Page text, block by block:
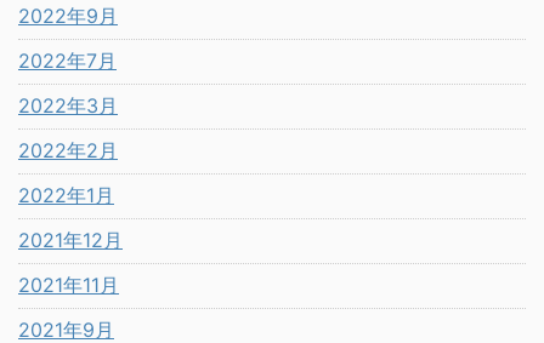
2022年9月
2022年7月
2022年3月
2022年2月
2022年1月
2021年12月
2021年11月
2021年9月